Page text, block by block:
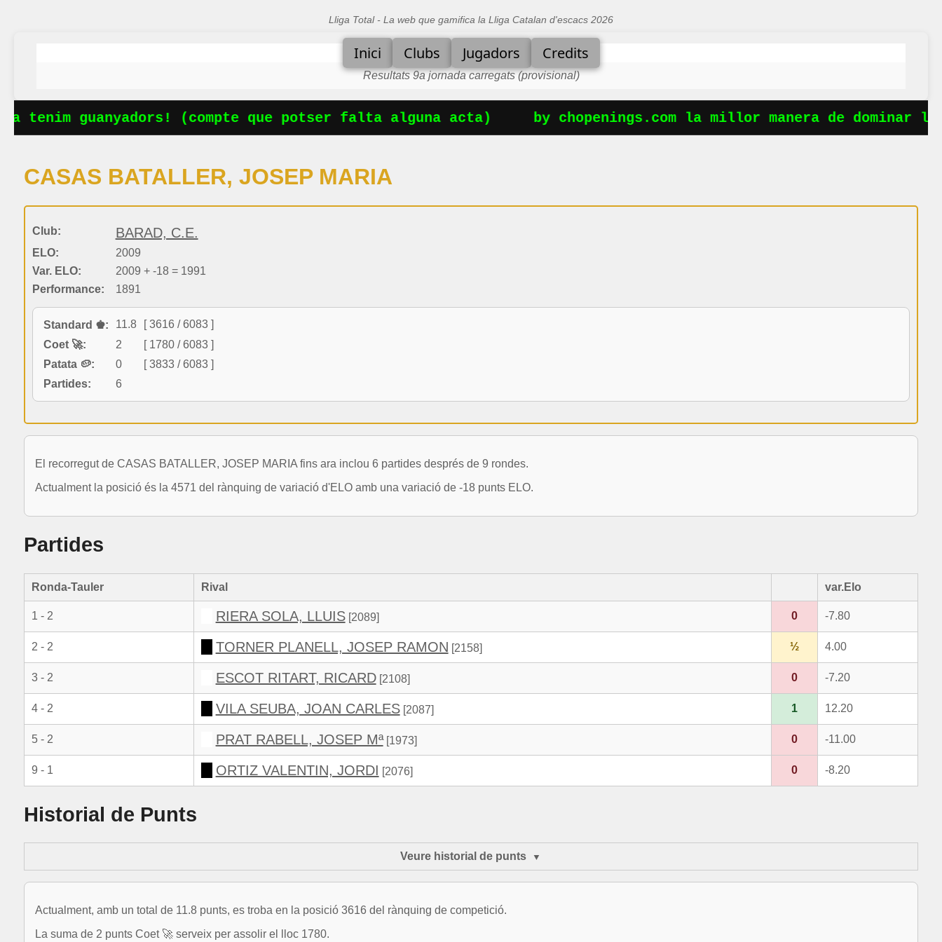
Lliga Total - La web que gamifica la Lliga Catalan d'escacs 2026
Inici Clubs Jugadors Credits
Resultats 9a jornada carregats (provisional)
tenim guanyadors! (compte que potser falta alguna acta) by chopenings.com la millor manera de dominar
CASAS BATALLER, JOSEP MARIA
Club: BARAD, C.E.
ELO:
2009
Var. ELO:
2009 + -18 = 1991
Performance:
1891
Standard ♚: 11.8
[ 3616 / 6083 ]
Coet 🚀:
2
[ 1780 / 6083 ]
Patata 🥔:
0
[ 3833 / 6083 ]
Partides:
6
El recorregut de CASAS BATALLER, JOSEP MARIA fins ara inclou 6 partides després de 9 rondes.
Actualment la posició és la 4571 del rànquing de variació d'ELO amb una variació de -18 punts ELO.
Partides
Ronda-Tauler Rival var.Elo
1 - 2 RIERA SOLA, LLUIS[2089] 0 -7.80
2 - 2 TORNER PLANELL, JOSEP RAMON [2158] ½ 4.00
3 - 2 ESCOT RITART, RICARD[2108] 0 -7.20
4 - 2 VILA SEUBA, JOAN CARLES[2087] 1 12.20
5 - 2 PRAT RABELL, JOSEP Mª[1973] 0 -11.00
9 - 1 ORTIZ VALENTIN, JORDI [2076] 0 -8.20
Historial de Punts
Veure historial de punts
Actualment, amb un total de 11.8 punts, es troba en la posició 3616 del rànquing de competició.
La suma de 2 punts Coet 🚀 serveix per assolir el lloc 1780.